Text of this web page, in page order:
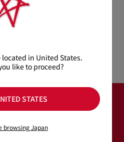
る5つのラインストーン（202
くたびに光が反射します。
ル オン ザ フット シューズと合
ストラップで、手持ちまたは肩
、850円(税込)となります。
輸にて発送いたします。
は、1週間程でのお届けとなりま
、決済確認等により発送が遅延す
マーサービスに返品交換のご連絡
料です。
レター登録
located in United States.
like to proceed?
STATES
browsing Japan